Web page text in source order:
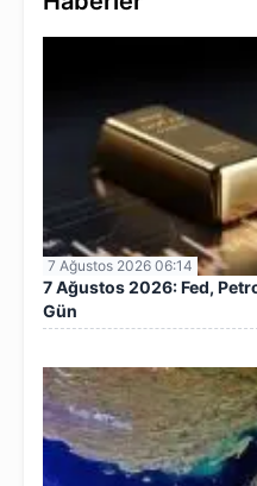
7 Ağustos 2026 06:14
7 Ağustos 2026: Fed,
Gün